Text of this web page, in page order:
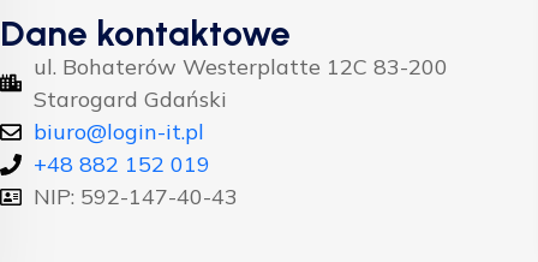
Dane kontaktowe
ul. Bohaterów Westerplatte 12C 83-200
Starogard Gdański
biuro@login-it.pl
+48 882 152 019
NIP: 592-147-40-43